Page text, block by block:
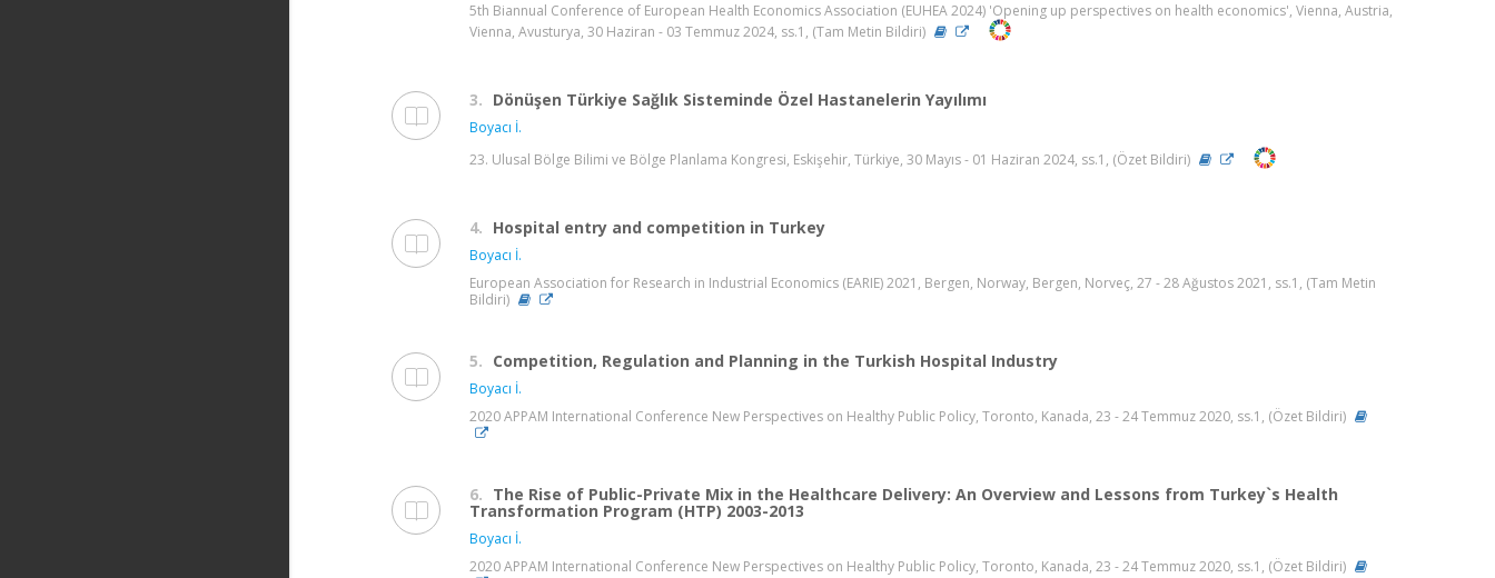
5th Biannual Conference of European Health Economics Association (EUHEA 2024) 'Opening up perspectives on health economics', Vienna, Austria,
Vienna, Avusturya, 30 Haziran - 03 Temmuz 2024, ss.1, (Tam Metin Bildiri)
3. Dönüşen Türkiye Sağlık Sisteminde Özel Hastanelerin Yayılımı
Boyacı İ.
23. Ulusal Bölge Bilimi ve Bölge Planlama Kongresi, Eskişehir, Türkiye, 30 Mayıs - 01 Haziran 2024, ss.1, (Özet Bildiri)
4. Hospital entry and competition in Turkey
Boyacı İ.
European Association for Research in Industrial Economics (EARIE) 2021, Bergen, Norway, Bergen, Norveç, 27 - 28 Ağustos 2021, ss.1, (Tam Metin
Bildiri)
5. Competition, Regulation and Planning in the Turkish Hospital Industry
Boyacı İ.
2020 APPAM International Conference New Perspectives on Healthy Public Policy, Toronto, Kanada, 23 - 24 Temmuz 2020, ss.1, (Özet Bildiri)
6. The Rise of Public-Private Mix in the Healthcare Delivery: An Overview and Lessons from Turkey`s Health
Transformation Program (HTP) 2003-2013
Boyacı İ.
2020 APPAM International Conference New Perspectives on Healthy Public Policy, Toronto, Kanada, 23 - 24 Temmuz 2020, ss.1, (Özet Bildiri)